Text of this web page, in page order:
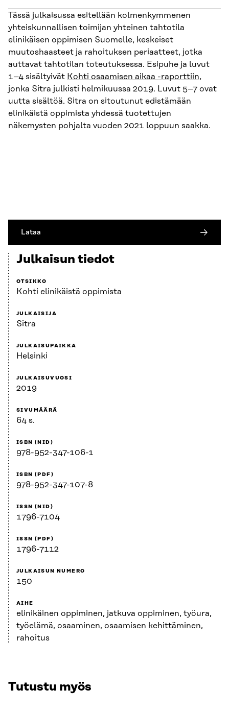
Tässä julkaisussa esitellään kolmenkymmenen
yhteiskunnallisen toimijan yhteinen tahtotila
elinikäisen oppimisen Suomelle, keskeiset
muutoshaasteet ja rahoituksen periaatteet, jotka
auttavat tahtotilan toteutuksessa. Esipuhe ja luvut
1–4 sisältyivät Kohti osaamisen aikaa -raporttiin,
jonka Sitra julkisti helmikuussa 2019. Luvut 5–7 ovat
uutta sisältöä. Sitra on sitoutunut edistämään
elinikäistä oppimista yhdessä tuotettujen
näkemysten pohjalta vuoden 2021 loppuun saakka.
Lataa
Julkaisun tiedot
OTSIKKO
Kohti elinikäistä oppimista
JULKAISIJA
Sitra
JULKAISUPAIKKA
Helsinki
JULKAISUVUOSI
2019
SIVUMÄÄRÄ
64 s.
ISBN (NID)
978-952-347-106-1
ISBN (PDF)
978-952-347-107-8
ISSN (NID)
1796-7104
ISSN (PDF)
1796-7112
JULKAISUN NUMERO
150
AIHE
elinikäinen oppiminen, jatkuva oppiminen, työura,
työelämä, osaaminen, osaamisen kehittäminen,
rahoitus
Tutustu myös